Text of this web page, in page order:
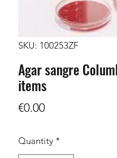
SKU: 100253ZF
Agar sangre
items
€0.00Price
Quantity *